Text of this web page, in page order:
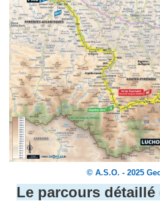
© A.S.O. - 2025
Le parcours détaillé